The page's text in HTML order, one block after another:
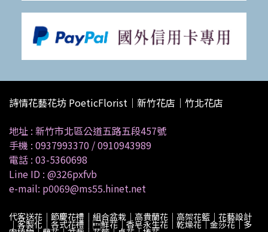
詩情花藝花坊 PoeticFlorist｜新竹花店｜竹北花店
地址 : 新竹市北區公道五路五段457號
手機 : 0937993370 /0910943989
電話 : 03-5360698
Line ID : @326pxfvb
e-mail: p0069@ms55.hinet.net
代客送花｜節慶花禮｜組合盆栽｜高貴蘭花｜高架花籃｜花藝設計
｜客製化｜各式花禮｜鮮花｜香皂永生花｜乾燥花｜金莎花｜多